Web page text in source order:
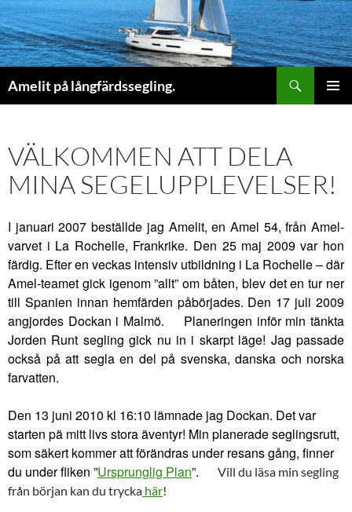
Amelit på långfärdssegling.
VÄLKOMMEN ATT DELA
MINA SEGELUPPLEVELSER!
I januari 2007 beställde jag Amelit, en Amel 54, från Amel-
varvet i La Rochelle, Frankrike. Den 25 maj 2009 var hon
färdig. Efter en veckas intensiv utbildning i La Rochelle – där
Amel-teamet gick igenom ”allt” om båten, blev det en tur ner
till Spanien innan hemfärden påbörjades. Den 17 juli 2009
angjordes Dockan i Malmö. Planeringen inför min tänkta
Jorden Runt segling gick nu in i skarpt läge! Jag passade
också på att segla en del på svenska, danska och norska
farvatten.
Den 13 juni 2010 kl 16:10 lämnade jag Dockan. Det var
starten pä mitt livs stora äventyr! Min planerade seglingsrutt,
som säkert kommer att förändras under resans gång, finner
du under fliken ”Ursprunglig Plan”.
Vill du läsa min segling
från början kan du trycka här!